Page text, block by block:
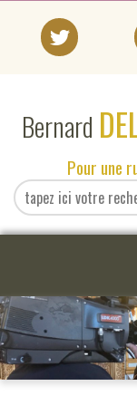
Bernard
Pour une
EN DIRECT DU SÉNAT
EN DIRECT DU CANTAL
COMPRENDRE LE SÉNAT